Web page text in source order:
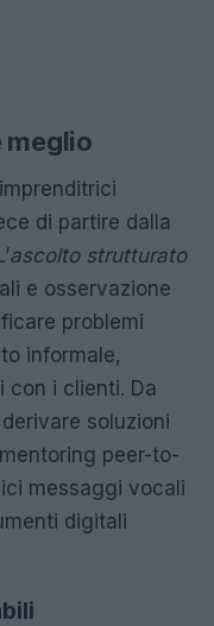
meglio
di partire dalla
ascolto strutturato
e osservazione
problemi
informale,
con i clienti. Da
soluzioni
peer-to-
messaggi vocali
digitali